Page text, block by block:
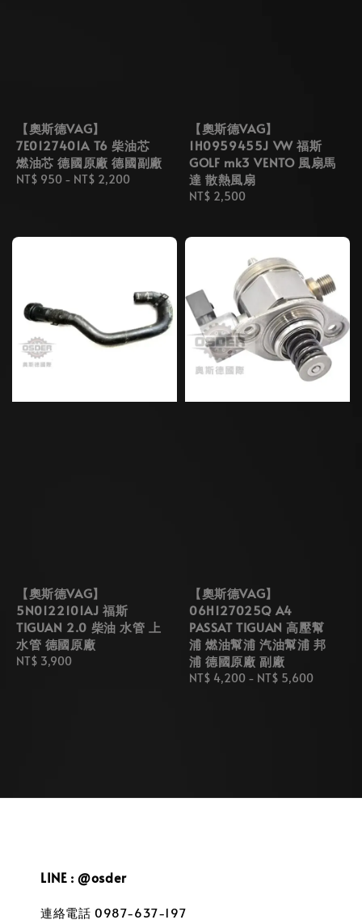
【奧斯德VAG】
7E0127401A T6 柴油芯
燃油芯 德國原廠 德國副廠
Regular
NT$ 950 - NT$ 2,200
【奧斯德VAG】
1H0959455J VW 福斯
GOLF mk3 VENTO 風扇馬
達 散熱風扇
Regular
NT$ 2,500
【奧斯德VAG】
5N0122101AJ 福斯
TIGUAN 2.0 柴油 水管 上
水管 德國原廠
Regular
NT$ 3,900
【奧斯德VAG】
06H127025Q A4
PASSAT TIGUAN 高壓幫
浦 燃油幫浦 汽油幫浦 邦
浦 德國原廠 副廠
Regular
NT$ 4,200 - NT$ 5,600
LINE : @osder
連絡電話 0987-637-197